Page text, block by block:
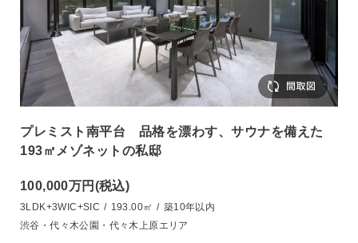
プレミスト南平台 品格を漂わす、サウナを備えた
193㎡メゾネットの私邸
100,000万円 (税込)
3LDK+3WIC+SIC / 193.00㎡ / 築10年以内
渋谷・代々木公園・代々木上原エリア